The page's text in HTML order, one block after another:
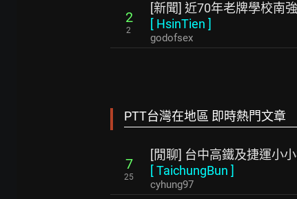
2
2
[新聞] 近70年老牌學校南
[ HsinTien ]
godofsex
PTT台灣在地區 即時熱門文章
7
25
[閒聊] 台中高鐵及捷運小
[TaichungBun ]
cyhung97